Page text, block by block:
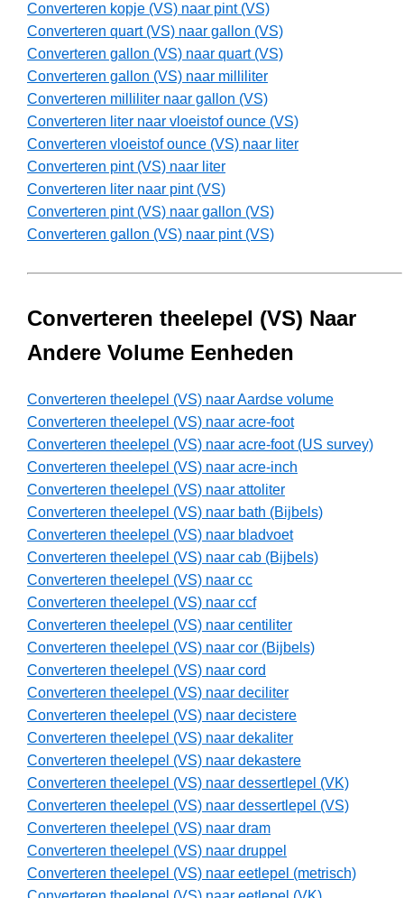
Converteren kopje (VS) naar pint (VS)
Converteren quart (VS) naar gallon (VS)
Converteren gallon (VS) naar quart (VS)
Converteren gallon (VS) naar milliliter
Converteren milliliter naar gallon (VS)
Converteren liter naar vloeistof ounce (VS)
Converteren vloeistof ounce (VS) naar liter
Converteren pint (VS) naar liter
Converteren liter naar pint (VS)
Converteren pint (VS) naar gallon (VS)
Converteren gallon (VS) naar pint (VS)
Converteren theelepel (VS) Naar
Andere Volume Eenheden
Converteren theelepel (VS) naar Aardse volume
Converteren theelepel (VS) naar acre-foot
Converteren theelepel (VS) naar acre-foot (US survey)
Converteren theelepel (VS) naar acre-inch
Converteren theelepel (VS) naar attoliter
Converteren theelepel (VS) naar bath (Bijbels)
Converteren theelepel (VS) naar bladvoet
Converteren theelepel (VS) naar cab (Bijbels)
Converteren theelepel (VS) naar cc
Converteren theelepel (VS) naar ccf
Converteren theelepel (VS) naar centiliter
Converteren theelepel (VS) naar cor (Bijbels)
Converteren theelepel (VS) naar cord
Converteren theelepel (VS) naar deciliter
Converteren theelepel (VS) naar decistere
Converteren theelepel (VS) naar dekaliter
Converteren theelepel (VS) naar dekastere
Converteren theelepel (VS) naar dessertlepel (VK)
Converteren theelepel (VS) naar dessertlepel (VS)
Converteren theelepel (VS) naar dram
Converteren theelepel (VS) naar druppel
Converteren theelepel (VS) naar eetlepel (metrisch)